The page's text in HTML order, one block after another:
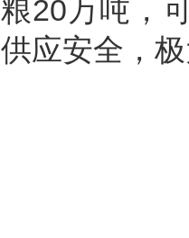
粮20万吨，
供应安全，